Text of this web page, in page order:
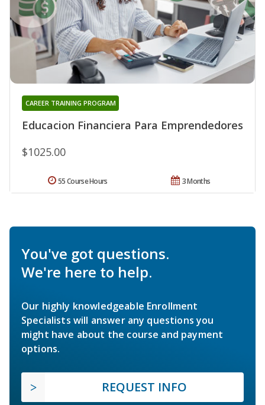
Educacion Financiera Para Emprendedores
CAREER TRAINING PROGRAM
$1025.00
3 Months
55 Course Hours
You've got questions.
We're here to help.
Our highly knowledgeable Enrollment
Specialists will answer any questions you
might have about the course and payment
options.
REQUEST INFO